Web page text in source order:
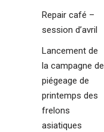
Repair café –
session d’avril
Lancement de
la campagne de
piégeage de
printemps des
frelons
asiatiques